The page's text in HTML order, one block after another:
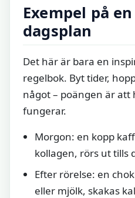
Exempel på
dagsplan
Det här är bara en
regelbok. Byt tider,
något – poängen är att
fungerar.
Morgon: en kopp
kollagen, rörs ut tills
Efter rörelse: en
eller mjölk, skakas